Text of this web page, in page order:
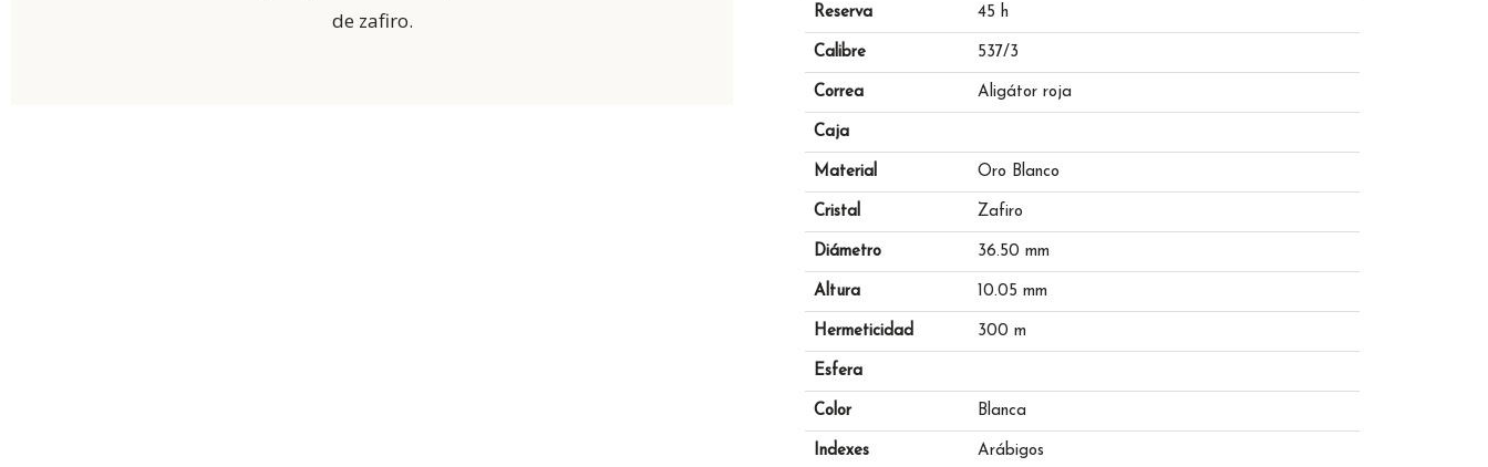
de zafiro.
Reserva 45 h
Calibre 537/3
Correa Aligátor roja
Caja
Material Oro Blanco
Cristal Zafiro
Diámetro 36.50 mm
Altura 10.05 mm
Hermeticidad 300 m
Esfera
Color Blanca
Indexes Arábigos